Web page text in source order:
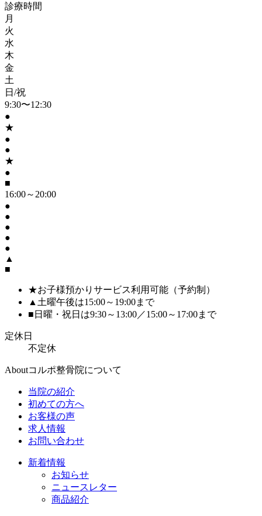
診療時間
月
火
水
木
金
土
日/祝
9:30〜12:30
●
★
●
●
★
●
■
16:00～20:00
●
●
●
●
●
▲
■
★お子様預かりサービス利用可能（予約制）
▲ 土曜午後は15:00～19:00まで
■ 日曜・祝日は9:30～13:00／15:00～17:00まで
定休日
不定休
Aboutコルポ整骨院について
当院の紹介
初めての方へ
お客様の声
求人情報
お問い合わせ
新着情報
お知らせ
ニュースレター
商品紹介